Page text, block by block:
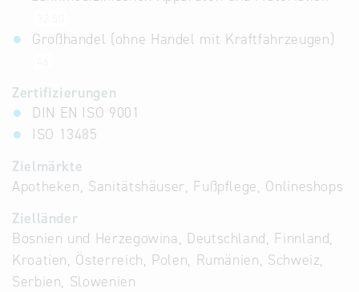
Großhandel (ohne Handel mit Kraftfahrzeugen)
Zertifizierungen
DIN EN ISO 9001
ISO 13485
Zielmärkte
Apotheken, Sanitätshäuser, Fußpflege, Onlineshops
Zielländer
Bosnien und Herzegowina, Deutschland, Finnland,
Kroatien, Österreich, Polen, Rumänien, Schweiz,
Serbien, Slowenien